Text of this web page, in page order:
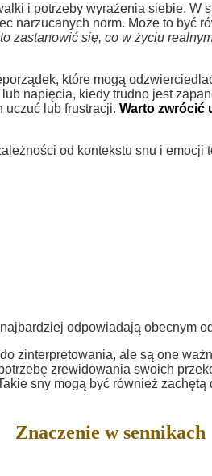
i potrzeby wyrażenia siebie. W
narzucanych norm. Może to być
zastanowić się, co w życiu
które mogą
napięcia, kiedy trudno jest
uczuć lub frustracji. Warto zwrócić
od kontekstu snu i
odpowiadają obecnym
zinterpretowania, ale są one
zrewidowania swoich
sny mogą być również
Znaczenie w sennikach